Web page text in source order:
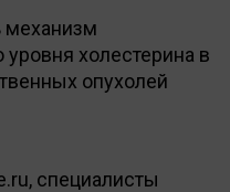
холестерина в
опухолей
специалисты